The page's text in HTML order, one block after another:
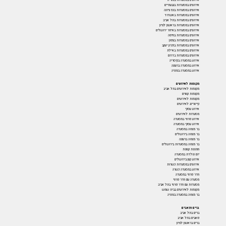
אירועים במסעדות בגבעתיים
אירועים במסעדות בנס ציונה
אירועים במסעדות באשדוד
אירועים במסעדות בתל אביב
אירועים במסעדות בראשון לציון
אירועים במסעדות באיזור ירושלים
אירועים במסעדות בחיפה
אירועים במסעדות בצפון
אירועים במסעדות בזכרון יעקב
אירועים במסעדות באילת
אירועים במסעדות בדרום
אירוע במסעדה בקיסריה
אירוע במסעדה ברעננה
אירוע במסעדה בנתניה
מקומות לאירועים
מקומות לאירועים בתל אביב
מקומות קטנים
מקומות לאירועים
קייטרינג לאירועים
אירוע עסקי
מסעדות לאירועים
אירוע פרטי במסעדה
אירוע עסקי במסעדה
בר מצווה במסעדה
בר מצווה בירושלים
בר מצווה ברעננה
בר מצווה במסעדות בירושלים
חתונות קטנות
יום הולדת במסעדה
אירוע קטן בירושלים
אירועים במסעדות כשרות
אירוע במסעדה כשרה
חדר פרטי במסעדה
מסעדה עם חדר פרטי
מסעדות עם חדר פרטי בתל אביב
מקומות לאירועים בבית שמש
בר מצווה במסעדה בנתניה
ברים ופאבים
ברים בתל אביב
פאבים בתל אביב
ברים בראשון לציון